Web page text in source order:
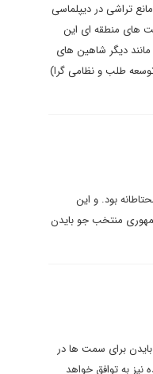
تراشی در دیپلماسی
های منطقه ای این
دیگر شاهین های
طلب و نظامی گرا)
سال ۲۰۱۵ داشتیم، خوش بینی محتاطانه بود. و این
منتخب جو بایدن
برای سمت ها در
نیز به توافق خواهد